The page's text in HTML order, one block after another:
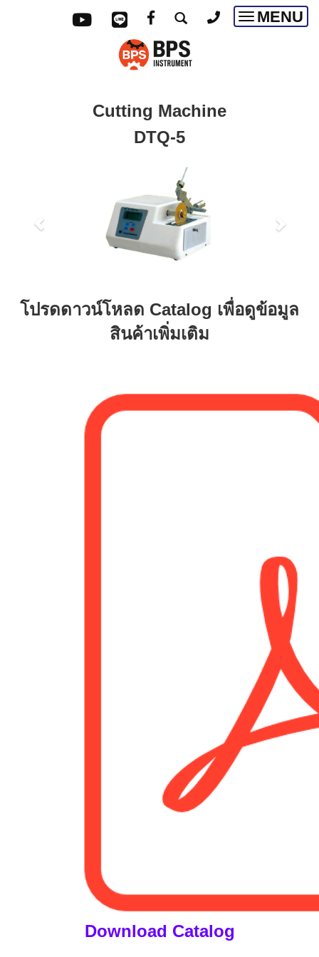
Toggle
MENU
Cutting Machine
DTQ-5
โปรดดาวน์โหลด Catalog เพื่อดูข้อมูล
สินค้าเพิ่มเติม
Download Catalog